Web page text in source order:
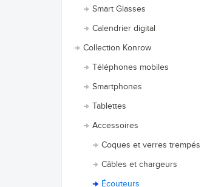
Smart Glasses
Calendrier digital
Collection Konrow
Téléphones mobiles
Smartphones
Tablettes
Accessoires
Coques et verres trempés
Câbles et chargeurs
Écouteurs